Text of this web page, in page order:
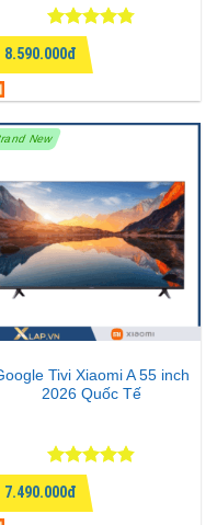
Được xếp
hạng4.75
5 sao
8.590.000đ
New
Tivi Xiaomi A 55 inch
2026 Quốc Tế
Được xếp
hạng4.8
sao
7.490.000đ